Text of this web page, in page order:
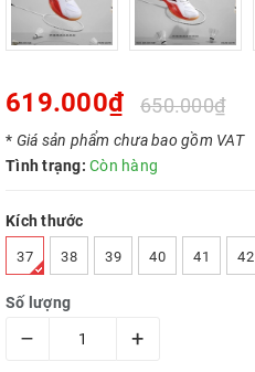
619.000₫ 650.000₫
* Giá sản phẩm chưa bao gồm VAT
Tình trạng: Còn hàng
Kích thước
37 38 39 40 41 42
Số lượng
– +